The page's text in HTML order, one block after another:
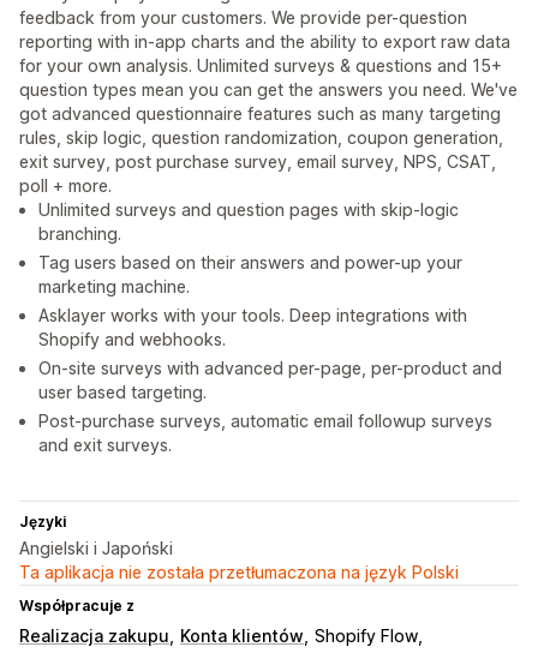
feedback from your customers. We provide per-question
reporting with in-app charts and the ability to export raw data
for your own analysis. Unlimited surveys & questions and 15+
question types mean you can get the answers you need. We've
got advanced questionnaire features such as many targeting
rules, skip logic, question randomization, coupon generation,
exit survey, post purchase survey, email survey, NPS, CSAT,
poll + more.
Unlimited surveys and question pages with skip-logic
branching.
Tag users based on their answers and power-up your
marketing machine.
Asklayer works with your tools. Deep integrations with
Shopify and webhooks.
On-site surveys with advanced per-page, per-product and
user based targeting.
Post-purchase surveys, automatic email followup surveys
and exit surveys.
Języki
Angielski i Japoński
Ta aplikacja nie została przetłumaczona na język Polski
Współpracuje z
Realizacja zakupu Konta klientów Shopify Flow